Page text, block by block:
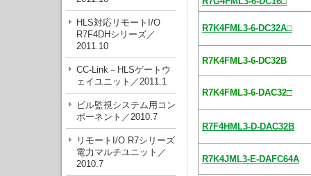
HLS対応リモートI/O
R7F4DHシリーズ／
2011.10
CC-Link－HLSゲートウ
ェイユニット／2011.1
ビル監視システム用コン
ポーネント／2010.7
リモートI/O R7シリーズ
電力マルチユニット／
2010.7
R7K4FML3-6-DC32A□
R7K4FML3-6-DC32B
R7K4FML3-6-DAC32□
R7F4HML3-D-DAC32B
R7K4JML3-E-DAFC64A